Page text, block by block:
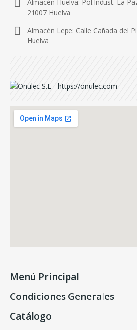
Almacén Huelva: Pol.Indust. La
21007 Huelva
Almacén Lepe: Calle Cañada del
Huelva
Menú Principal
Condiciones Generales
Catálogo